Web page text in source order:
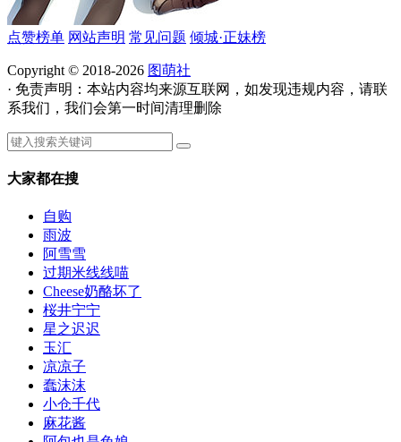
点赞榜单 网站声明 常见问题 倾城·正妹榜
Copyright © 2018-2026 图萌社
· 免责声明：本站内容均来源互联网，如发现违规内容，请联
系我们，我们会第一时间清理删除
大家都在搜
自购
雨波
阿雪雪
过期米线线喵
Cheese奶酪坏了
桜井宁宁
星之迟迟
玉汇
凉凉子
蠢沫沫
小仓千代
麻花酱